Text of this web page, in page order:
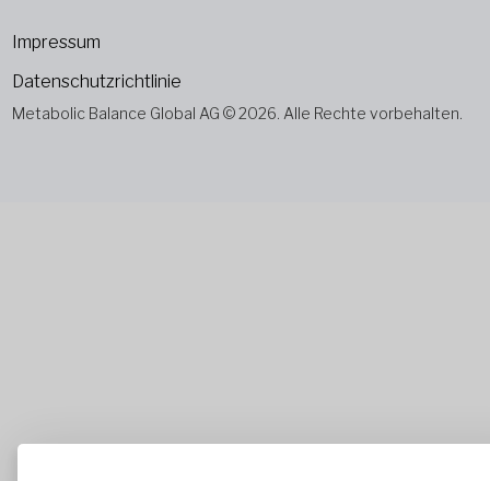
Metabolic Balance Global AG © 2026. Alle Rechte vorbehalten.
Impressum
Datenschutzrichtlinie